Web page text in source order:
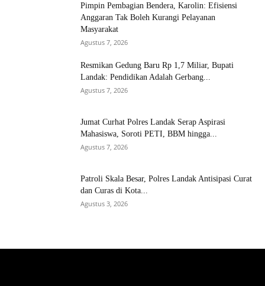
Pimpin Pembagian Bendera, Karolin: Efisiensi
Anggaran Tak Boleh Kurangi Pelayanan
Masyarakat
Agustus 7, 2026
Resmikan Gedung Baru Rp 1,7 Miliar, Bupati
Landak: Pendidikan Adalah Gerbang...
Agustus 7, 2026
Jumat Curhat Polres Landak Serap Aspirasi
Mahasiswa, Soroti PETI, BBM hingga...
Agustus 7, 2026
Patroli Skala Besar, Polres Landak Antisipasi Curat
dan Curas di Kota...
Agustus 3, 2026